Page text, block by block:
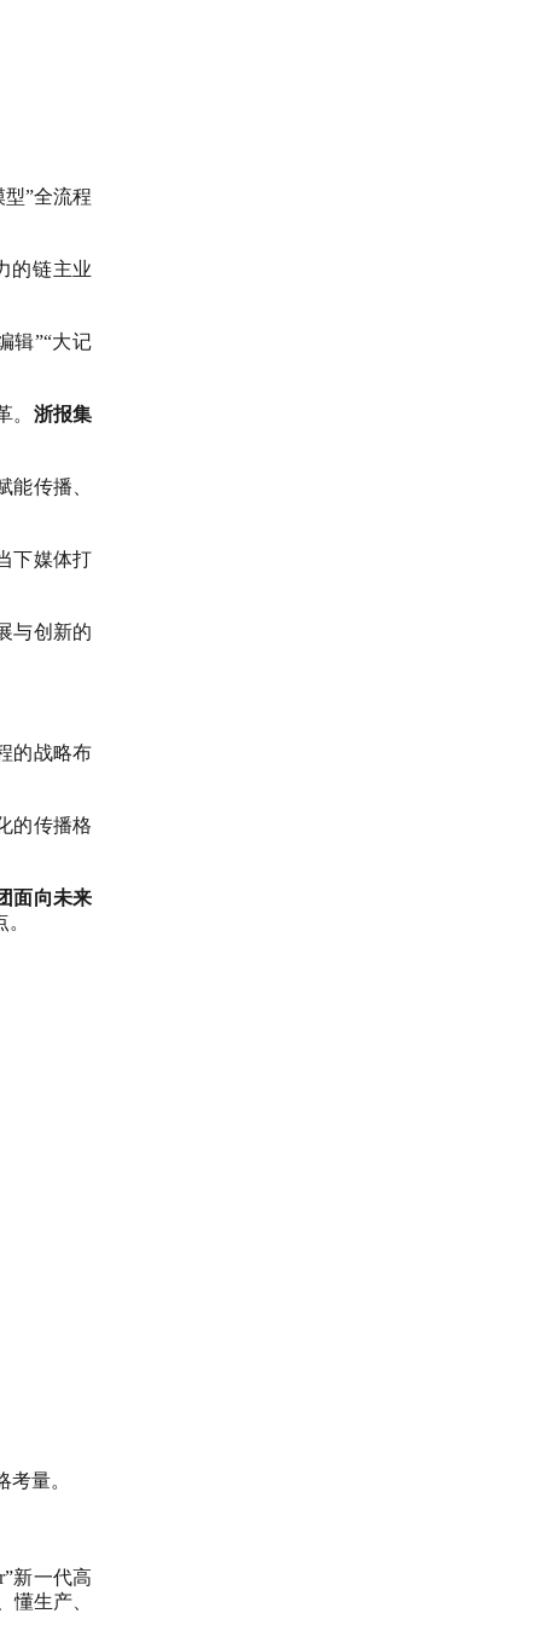
”全流程
的链主业
辑”“大记
。 浙报集
传播、
下媒体打
与创新的
的战略布
的传播格
面向未来
量。
”新一代高
懂生产、